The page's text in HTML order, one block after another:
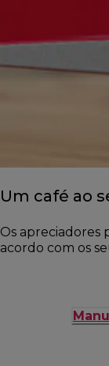
Um café ao
Os apreciadores
acordo com os